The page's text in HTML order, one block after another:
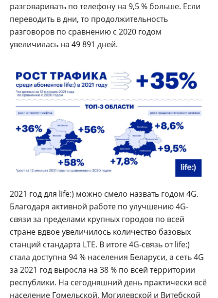
разговаривать по телефону на 9,5 % больше. Если
переводить в дни, то продолжительность
разговоров по сравнению с 2020 годом
увеличилась на 49 891 дней.
2021 год для life:) можно смело назвать годом 4G.
Благодаря активной работе по улучшению 4G-
cвязи за пределами крупных городов по всей
стране вдвое увеличилось количество базовых
станций стандарта LTE. В итоге 4G-связь от life:)
стала доступна 94 % населения Беларуси, а сеть 4G
за 2021 год выросла на 38 % по всей территории
республики. На сегодняшний день практически всё
население Гомельской, Могилевской и Витебской